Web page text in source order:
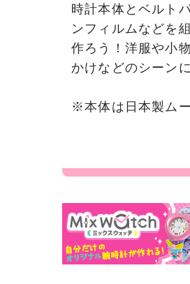
時計本体とベルト
ンフィルムなどを
作ろう！洋服や小
かけなどのシーン
※本体は日本製ム